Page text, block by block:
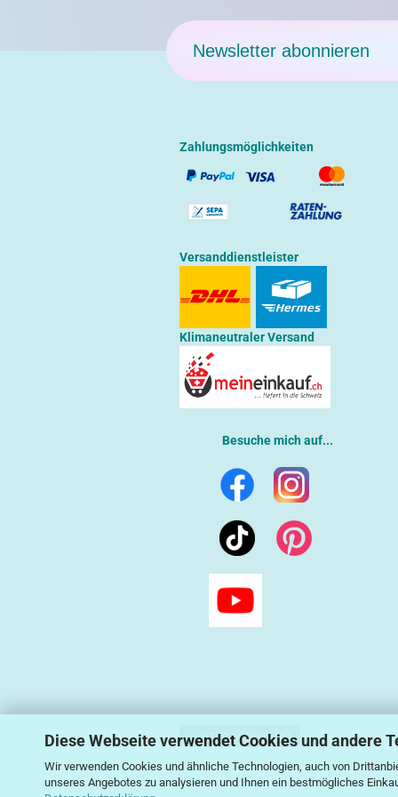
Diese Webseite verwendet Cookies und andere
Wir verwenden Cookies und ähnliche Technologien, auch von
unseres Angebotes zu analysieren und Ihnen ein bestmögliches
Newsletter abonnieren
Zahlungsmöglichkeiten
Versanddienstleister
Klimaneutraler Versand
Besuche mich auf...
Vertrag widerrufen